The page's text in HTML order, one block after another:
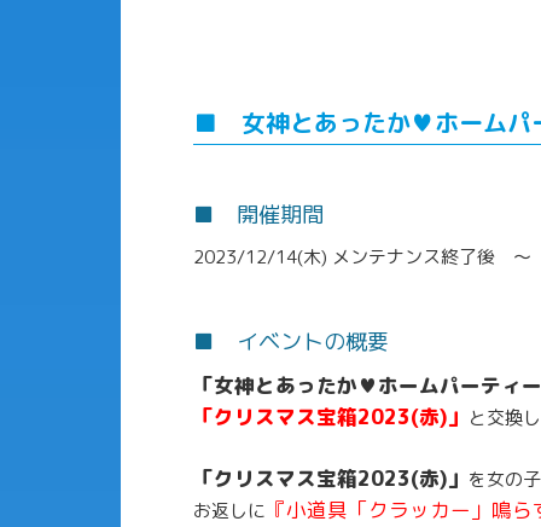
■ 女神とあったか♥ホームパ
■ 開催期間
2023/12/14(木) メンテナンス終了後
■ イベントの概要
「女神とあったか♥ホームパーティ
「クリスマス宝箱2023(赤)」 と交換
「クリスマス宝箱2023(赤)」 を女の
お返しに 『小道具「クラッカー」鳴ら